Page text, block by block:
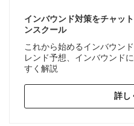
インバウンド対策をチャッ
ンスクール
これから始めるインバウン
レンド予想、インバウンド
すく解説
詳し